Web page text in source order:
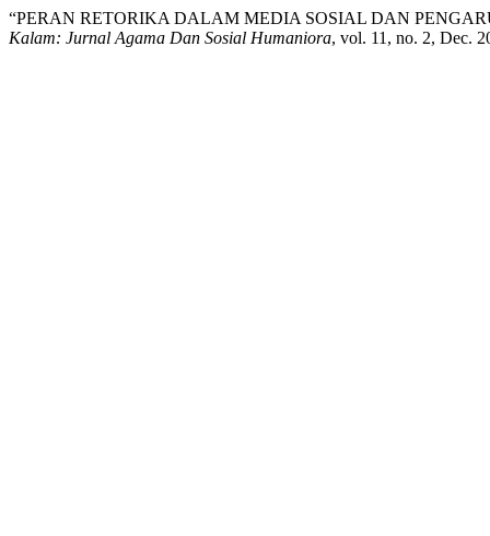
“PERAN RETORIKA DALAM MEDIA SOSIAL DAN
Kalam: Jurnal Agama Dan Sosial Humaniora, vol. 11, no. 2, Dec.